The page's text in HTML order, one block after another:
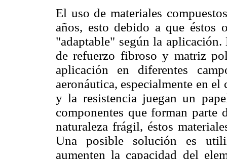
El uso de materiales
años, esto debido a que éstos
"adaptable" según la
de refuerzo fibroso y matriz
aplicación en diferentes
aeronáutica, especialmente en
y la resistencia juegan un
componentes que forman parte
naturaleza frágil, éstos
Una posible solución es
aumenten la capacidad del